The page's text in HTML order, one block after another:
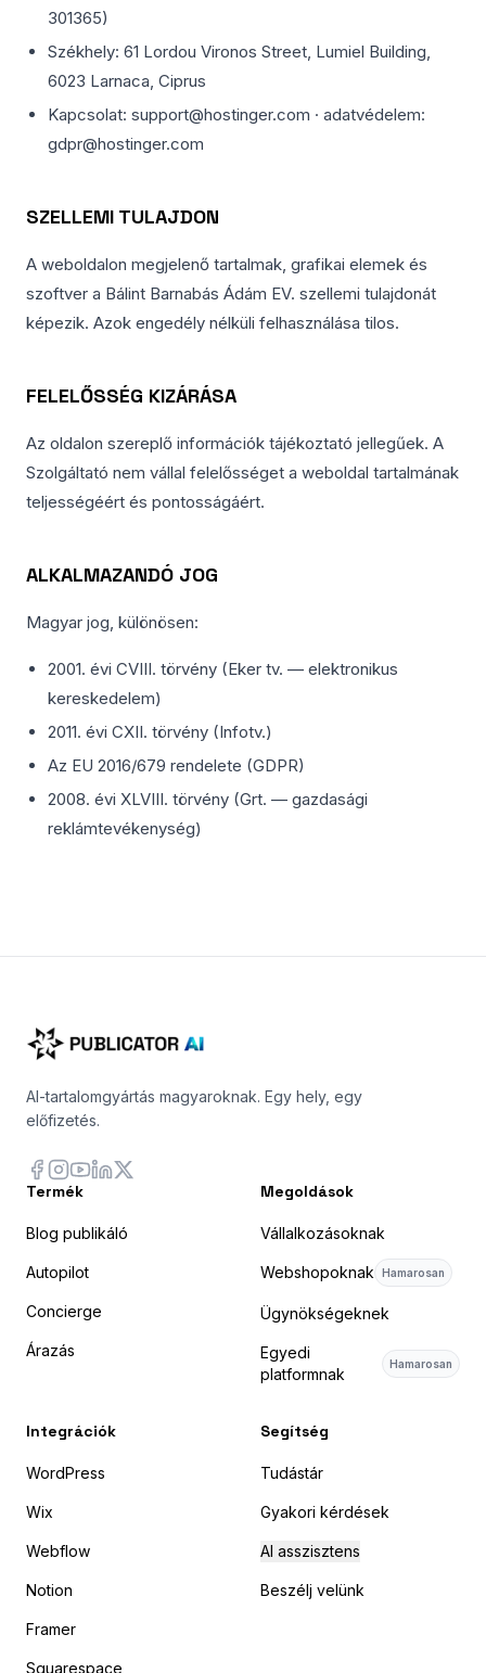
301365)
Székhely: 61 Lordou Vironos Street, Lumiel Building,
6023 Larnaca, Ciprus
Kapcsolat: support@hostinger.com · adatvédelem:
gdpr@hostinger.com
SZELLEMI TULAJDON
A weboldalon megjelenő tartalmak, grafikai elemek és
szoftver a Bálint Barnabás Ádám EV. szellemi tulajdonát
képezik. Azok engedély nélküli felhasználása tilos.
FELELŐSSÉG KIZÁRÁSA
Az oldalon szereplő információk tájékoztató jellegűek. A
Szolgáltató nem vállal felelősséget a weboldal tartalmának
teljességéért és pontosságáért.
ALKALMAZANDÓ JOG
Magyar jog, különösen:
2001. évi CVIII. törvény (Eker tv. — elektronikus
kereskedelem)
2011. évi CXII. törvény (Infotv.)
Az EU 2016/679 rendelete (GDPR)
2008. évi XLVIII. törvény (Grt. — gazdasági
reklámtevékenység)
AI-tartalomgyártás magyaroknak. Egy hely, egy
előfizetés.
Termék
Blog publikáló
Autopilot
Concierge
Árazás
Megoldások
Vállalkozásoknak
Webshopoknak Hamarosan
Ügynökségeknek
Egyedi
platformnak
Hamarosan
Integrációk
WordPress
Wix
Webflow
Notion
Framer
Squarespace
Segítség
Tudástár
Gyakori kérdések
AI asszisztens
Beszélj velünk